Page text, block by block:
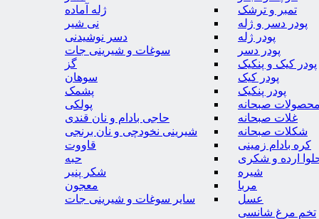
تمبر و ترشک
پودر دسر و ژله
پودر ژله
پودر دسر
پودر کیک و پنکیک
پودر کیک
پودر پنکیک
صبحانه
غلات صبحانه
شکلات صبحانه
کره بادام زمینی
ارده و شکری
شیره
مربا
عسل
تخم مرغ شانسی
ژله آماده
نی شیر
دسر نوشیدنی
سوغات و شیرینی جات
گز
سوهان
پشمک
پولکی
حاجی بادام و نان قندی
شیرینی نخودچی و نان برنجی
قاووت
حبه
شکر پنیر
معجون
سایر سوغات و شیرینی جات